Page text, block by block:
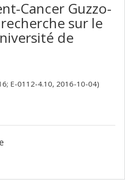
Cancer Guzzo-
sur le
de
E-0112-4.10, 2016-10-04)